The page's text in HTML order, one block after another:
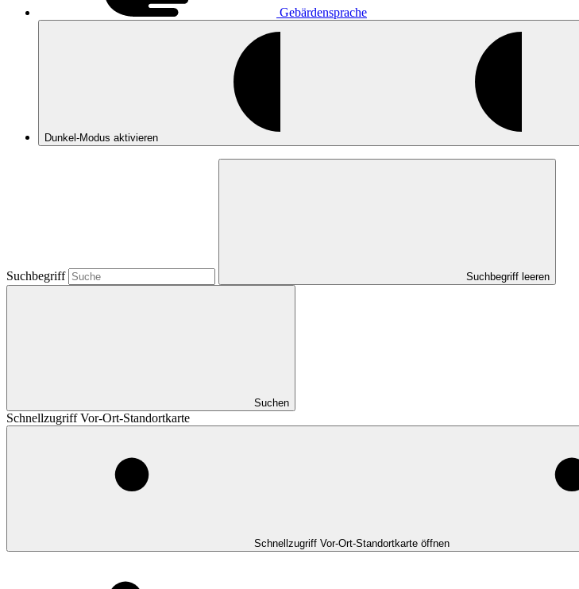
Gebärdensprache
Dunkel-Modus aktivieren
Suchbegriff Suchbegriff leeren
Suchen
Schnellzugriff Vor-Ort-Standortkarte
Schnellzugriff Vor-Ort-Standortkarte öffnen